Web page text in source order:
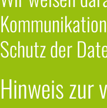
Schutz der
Hinweis zur